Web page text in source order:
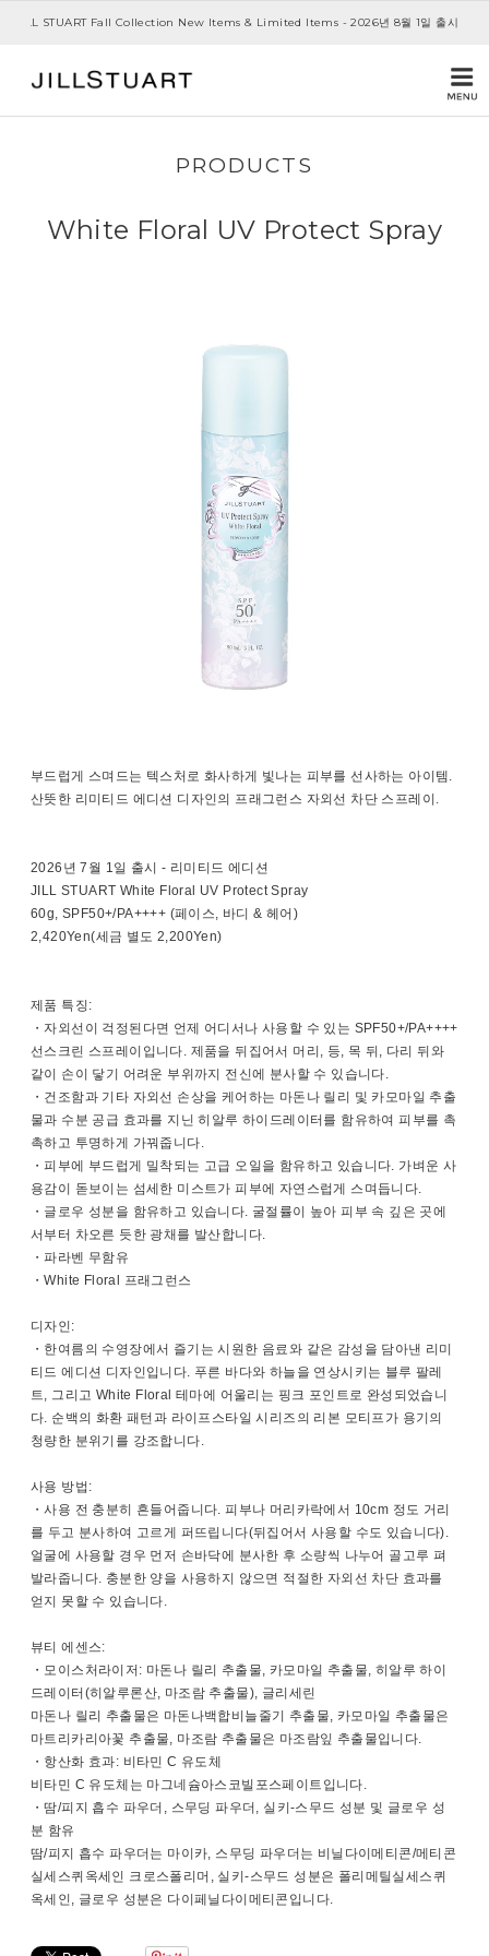
JILL STUART Fall Collection New Items & Limited Items - 2026년 8월 1일 출시
PRODUCTS
White Floral UV Protect Spray
부드럽게 스며드는 텍스처로 화사하게 빛나는 피부를 선사하는 아이템.
산뜻한 리미티드 에디션 디자인의 프래그런스 자외선 차단 스프레이.
2026년 7월 1일 출시 - 리미티드 에디션
JILL STUART White Floral UV Protect Spray
60g, SPF50+/PA++++ (페이스, 바디 & 헤어)
2,420Yen(세금 별도 2,200Yen)
제품 특징:
・자외선이 걱정된다면 언제 어디서나 사용할 수 있는 SPF50+/PA++++
선스크린 스프레이입니다. 제품을 뒤집어서 머리, 등, 목 뒤, 다리 뒤와
같이 손이 닿기 어려운 부위까지 전신에 분사할 수 있습니다.
・건조함과 기타 자외선 손상을 케어하는 마돈나 릴리 및 카모마일 추출
물과 수분 공급 효과를 지닌 히알루 하이드레이터를 함유하여 피부를 촉
촉하고 투명하게 가꿔줍니다.
・피부에 부드럽게 밀착되는 고급 오일을 함유하고 있습니다. 가벼운 사
용감이 돋보이는 섬세한 미스트가 피부에 자연스럽게 스며듭니다.
・글로우 성분을 함유하고 있습니다. 굴절률이 높아 피부 속 깊은 곳에
서부터 차오른 듯한 광채를 발산합니다.
・파라벤 무함유
・White Floral 프래그런스
디자인:
・한여름의 수영장에서 즐기는 시원한 음료와 같은 감성을 담아낸 리미
티드 에디션 디자인입니다. 푸른 바다와 하늘을 연상시키는 블루 팔레
트, 그리고 White Floral 테마에 어울리는 핑크 포인트로 완성되었습니
다. 순백의 화환 패턴과 라이프스타일 시리즈의 리본 모티프가 용기의
청량한 분위기를 강조합니다.
사용 방법:
・사용 전 충분히 흔들어줍니다. 피부나 머리카락에서 10cm 정도 거리
를 두고 분사하여 고르게 퍼뜨립니다(뒤집어서 사용할 수도 있습니다).
얼굴에 사용할 경우 먼저 손바닥에 분사한 후 소량씩 나누어 골고루 펴
발라줍니다. 충분한 양을 사용하지 않으면 적절한 자외선 차단 효과를
얻지 못할 수 있습니다.
뷰티 에센스:
・모이스처라이저: 마돈나 릴리 추출물, 카모마일 추출물, 히알루 하이
드레이터(히알루론산, 마조람 추출물), 글리세린
마돈나 릴리 추출물은 마돈나백합비늘줄기 추출물, 카모마일 추출물은
마트리카리아꽃 추출물, 마조람 추출물은 마조람잎 추출물입니다.
・항산화 효과: 비타민 C 유도체
비타민 C 유도체는 마그네슘아스코빌포스페이트입니다.
・땀/피지 흡수 파우더, 스무딩 파우더, 실키-스무드 성분 및 글로우 성
분 함유
땀/피지 흡수 파우더는 마이카, 스무딩 파우더는 비닐다이메티콘/메티콘
실세스퀴옥세인 크로스폴리머, 실키-스무드 성분은 폴리메틸실세스퀴
옥세인, 글로우 성분은 다이페닐다이메티콘입니다.